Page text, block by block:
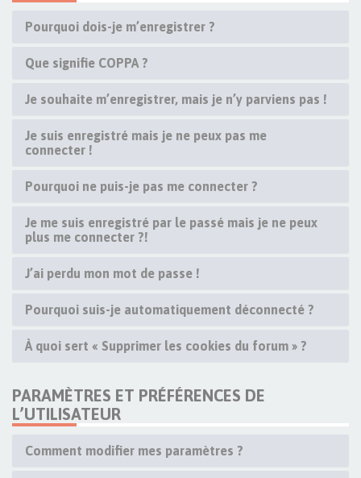
Pourquoi dois-je m’enregistrer ?
Que signifie COPPA ?
Je souhaite m’enregistrer, mais je n’y parviens pas !
Je suis enregistré mais je ne peux pas me
connecter !
Pourquoi ne puis-je pas me connecter ?
Je me suis enregistré par le passé mais je ne peux
plus me connecter ?!
J’ai perdu mon mot de passe !
Pourquoi suis-je automatiquement déconnecté ?
À quoi sert « Supprimer les cookies du forum » ?
PARAMÈTRES ET PRÉFÉRENCES DE
L’UTILISATEUR
Comment modifier mes paramètres ?